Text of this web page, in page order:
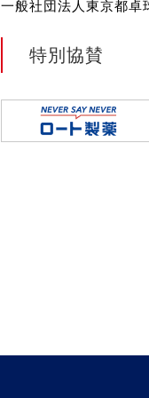
一般社団法人東京都卓
特別協賛